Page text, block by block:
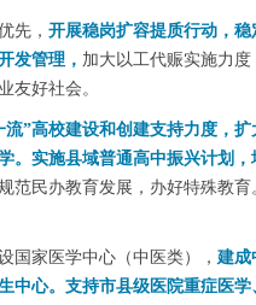
先， 开展稳岗扩容提质行动，
发管理， 加大以工代赈实施力
友好社会。
流”高校建设和创建支持力度，
。实施县域普通高中振兴计划
范民办教育发展，办好特殊教
国家医学中心（中医类）， 建成
中心。支持市县级医院重症医